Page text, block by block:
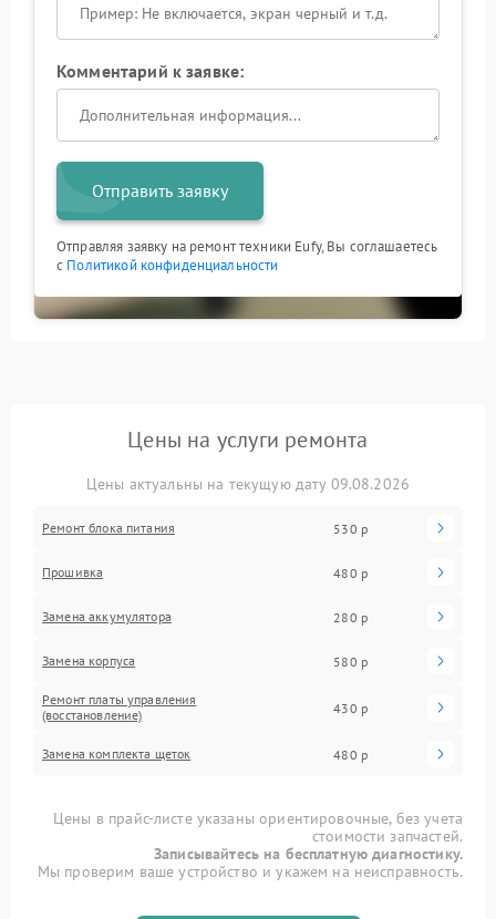
Комментарий к заявке:
Отправить заявку
Отправляя заявку на ремонт техники Eufy, Вы соглашаетесь
с Политикой конфиденциальности
Цены на услуги ремонта
Цены актуальны на текущую дату 09.08.2026
Ремонт блока питания 530 р
Прошивка 480 р
Замена аккумулятора 280 р
Замена корпуса 580 р
Ремонт платы управления
(восстановление)
430 р
Замена комплекта щеток 480 р
Цены в прайс-листе указаны ориентировочные, без учета
стоимости запчастей.
Записывайтесь на бесплатную диагностику.
Мы проверим ваше устройство и укажем на неисправность.